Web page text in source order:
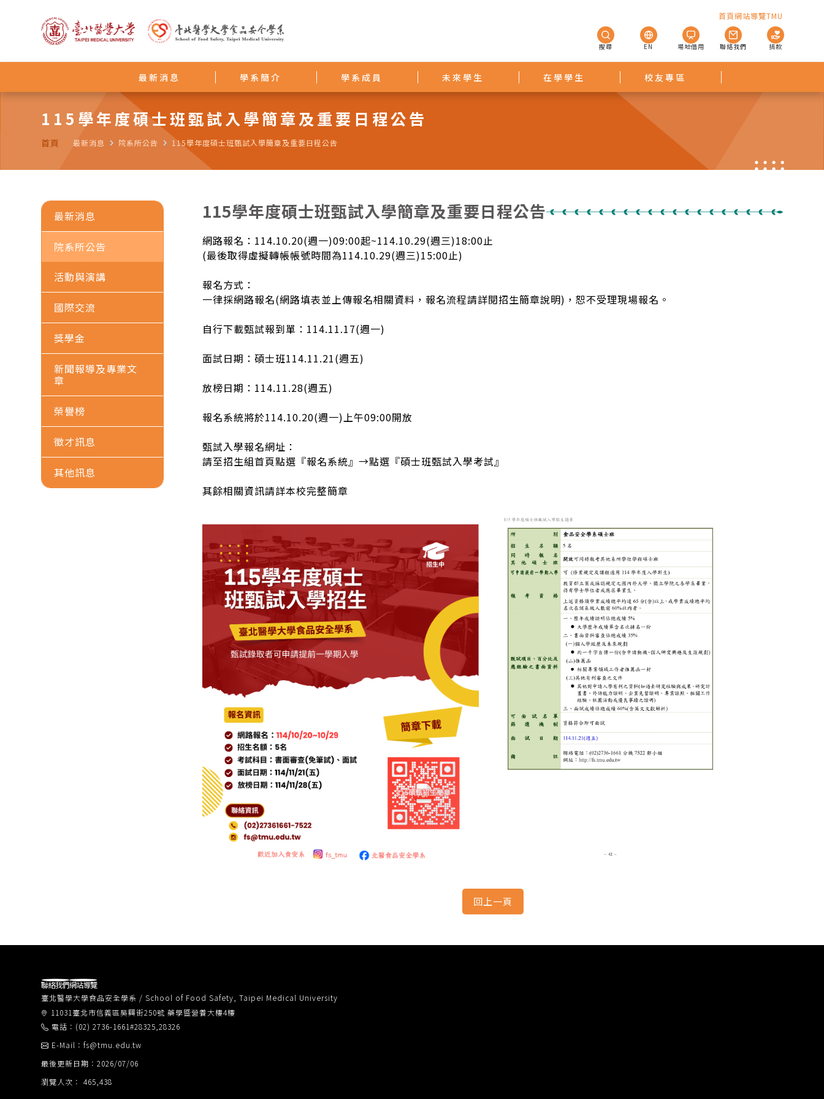
首頁網站導覽TMU
搜尋 EN 場地借用 聯絡我們 捐款
最新消息 學系簡介 學系成員 未來學生 在學學生 校友專區
115學年度碩士班甄試入學簡章及重要日程公告
首頁 navigate_next 最新消息 navigate_next 院系所公告 navigate_next 115學年度碩士班甄試入學簡章及重要日程公告
最新消息
院系所公告
活動與演講
國際交流
獎學金
新聞報導及專業文
章
榮譽榜
徵才訊息
其他訊息
115學年度碩士班甄試入學簡章及重要日程公告
網路報名：114.10.20(週一)09:00起~114.10.29(週三)18:00止
(最後取得虛擬轉帳帳號時間為114.10.29(週三)15:00止)
報名方式：
一律採網路報名(網路填表並上傳報名相關資料，報名流程請詳閱招生簡章說明)，恕不受理現場報名。
自行下載甄試報到單：114.11.17(週一)
面試日期：碩士班114.11.21(週五)
放榜日期：114.11.28(週五)
報名系統將於114.10.20(週一)上午09:00開放
甄試入學報名網址：
請至招生組首頁點選『報名系統』→點選『碩士班甄試入學考試』
其餘相關資訊請詳本校完整簡章
臺北醫學大學食品安全學系 / School of Food Safety, Taipei Medical University
11031臺北市信義區吳興街250號 藥學暨營養大樓4樓
電話：(02) 2736-1661#28325,28326
瀏覽人次： 465,438
E-Mail：fs@tmu.edu.tw
最後更新日期：2026/07/06
聯絡我們網站導覽